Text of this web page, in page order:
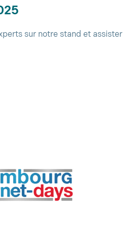
sur notre stand et assister